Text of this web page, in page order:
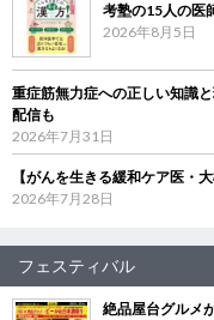
考塾の15人の医
2026年8月5日
重症筋無力症への正しい知識
配信も
2026年7月31日
【がんを生きる緩和ケア医・
2026年7月28日
フェスティバル
絶品屋台グルメ